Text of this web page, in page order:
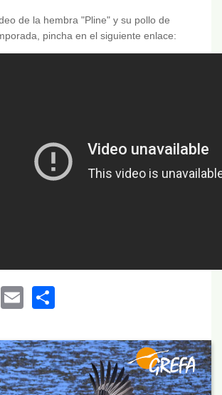
de la hembra "Pline" y su pollo de
pincha en el siguiente enlace:
Mastodon
Email